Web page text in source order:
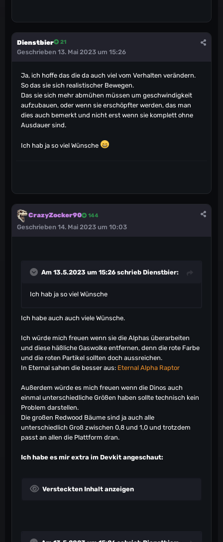
Dienstbier 21
Geschrieben 13. Mai 2023 um 15:26
Ja, ich hoffe das die da auch viel vom Verhalten verändern.
So das sie sich realistischer Bewegen.
Das sie sich mehr abmühen müssen um geschwindigkeit
aufzubauen, oder wenn sie erschöpfter werden, das man
dies auch bemerkt und nicht erst wenn sie komplett ohne
Ausdauer sind.
Ich hab ja so viel Wünsche
CrazyZocker90 144
Geschrieben 14. Mai 2023 um 10:03
Am 13.5.2023 um 15:26 schrieb Dienstbier:
Ich hab ja so viel Wünsche
Ich habe auch auch viele Wünsche.
Ich würde mich freuen wenn sie die Alphas überarbeiten
und diese häßliche Gaswolke entfernen, denn die rote Farbe
und die roten Partikel sollten doch aussreichen.
In Eternal sahen die besser aus: Eternal Alpha Raptor
Außerdem würde es mich freuen wenn die Dinos auch
einmal unterschiedliche Größen haben sollte technisch kein
Problem darstellen.
Die großen Redwood Bäume sind ja auch alle
unterschiedlich Groß zwischen 0,8 und 1,0 und trotzdem
passt an allen die Plattform dran.
Ich habe es mir extra im Devkit angeschaut:
Versteckten Inhalt anzeigen